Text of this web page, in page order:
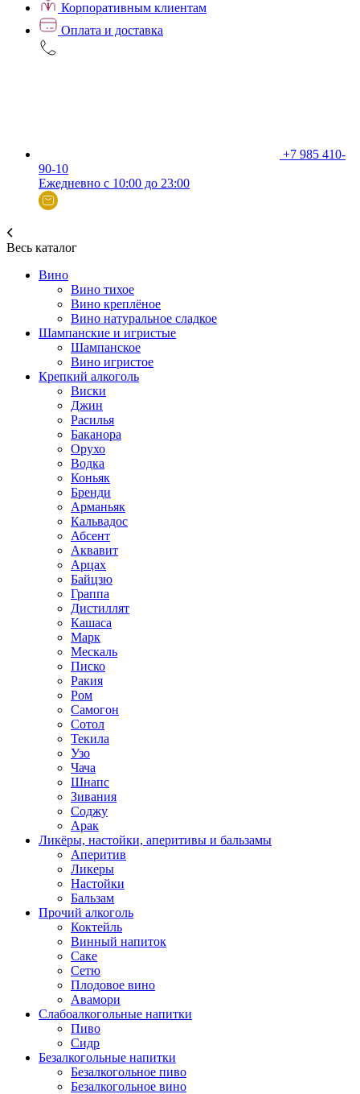
Корпоративным клиентам
Оплата и доставка
+7 985 410-
90-10
Ежедневно с 10:00 до 23:00
Весь каталог
Вино
Вино тихое
Вино креплёное
Вино натуральное сладкое
Шампанские и игристые
Шампанское
Вино игристое
Крепкий алкоголь
Виски
Джин
Расилья
Баканора
Орухо
Водка
Коньяк
Бренди
Арманьяк
Кальвадос
Абсент
Аквавит
Арцах
Байцзю
Граппа
Дистиллят
Кашаса
Марк
Мескаль
Писко
Ракия
Ром
Самогон
Сотол
Текила
Узо
Чача
Шнапс
Зивания
Соджу
Арак
Ликёры, настойки, аперитивы и бальзамы
Аперитив
Ликеры
Настойки
Бальзам
Прочий алкоголь
Коктейль
Винный напиток
Саке
Сетю
Плодовое вино
Авамори
Слабоалкогольные напитки
Пиво
Сидр
Безалкогольные напитки
Безалкогольное пиво
Безалкогольное вино